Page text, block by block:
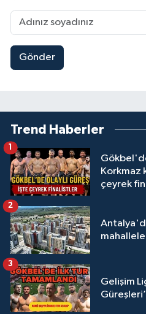
Gönder
Trend Haberler
Korkmaz
çeyrek
1
2
Gelişim
3